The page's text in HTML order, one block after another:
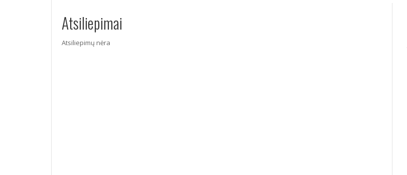
Atsiliepimai
Atsiliepimų nėra